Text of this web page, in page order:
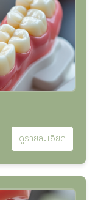
ดูรายละเอียด